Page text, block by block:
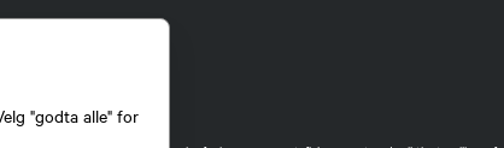
"godta alle" for